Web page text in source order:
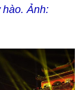
Ảnh: